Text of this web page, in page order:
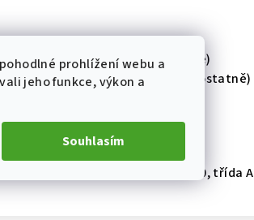
prohlížení webu a
jeho funkce, výkon a
Souhlasím
(EN 1621.1 Lv. 1, CE certifikace)
Warrior (prodává se samostatně)
2016/425, norma EN 17092-4:2020, třída A